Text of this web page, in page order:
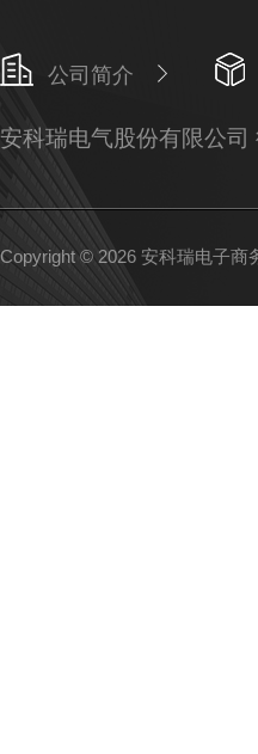
公司简介
安科瑞电气股份有限公
Copyright © 2026 安科瑞电子